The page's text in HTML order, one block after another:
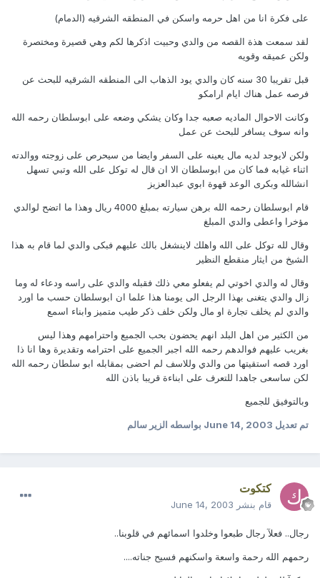
على فكرة انا من اهل حرمه واسكن في المنطقه الشرقيه (الدمام)
لقد سمعت هذة القصه من والدي وحبيت اذكرها لكم وهي قصيرة ومختصرة
ولكن عميقه وقويه
قبل تقريبا 30 سنه كان والدي يود الذهاب الى المنطقه الشرقيه للبحث عن
فرصه عمل هناك ايام ارامكو
وكانت الاحوال الماديه صعبه جدا وكان يشكي وضعه على ابوسلطان رحمه الله
وانه سوف يسافر للبحث عن عمل
ولكن لايوجد لديه مال يعينه على السفر وايضا من سيحرص على زوجته ووالدته
اثناء غيابه فما كان من ابوسلطان الا ان قال له توكل على الله وتبي تسهل
انشالله وبكرى الوعد قهوة ابوي عبدالعزيز
قام ابوسلطان رحمه الله برهن سيارته بمبلغ 4000 ريال وهذا ما اتضح لوالدي
مؤخرا واعطى والدي المبلغ
وقال لله توكل على الله واهلك لاينشغل بالك عليهم فبكى والدي لما قام به هذا
الشيخ من ايثار منقطع النظير
وقال له والدي اخوتي لم يفعلو معي ذلك فقبله والدي على راسه ودعاء له وما
زال والدي يتغنى بهذا الرجل الى يومنا هذا علما ان ابوسلطان حسب ما اورد
والدي لم يخلف تجارة او مال ولكن خلف ذكر طيب متميز وابناء اسمع
من الكثير من اهل البلد انهم يحضون بحب الجميع واحترامهم وهذا ليس
بغريب عليهم فوالدهم رحمه الله اجبر الجميع على احترامه وتقديرة وها انا ذا
اورد قصه استقيتها من والدي وللاسف لم احضى بمقابله ابو سلطان رحمه الله
لكن ساسعى جاهدا للتعرف على ابناءة قريبا باذن الله
وبالتوفيق للجميع
تم تعديل June 14, 2003بواسطه الزير سالم
كتكوت
قام بنشر June 14, 2003
رجال.. فعلآ رجال طبعوا وخلدوا اسمائهم في قلوبنا..
رحمهم الله رحمة واسعة واسكنهم فسيح جناته....